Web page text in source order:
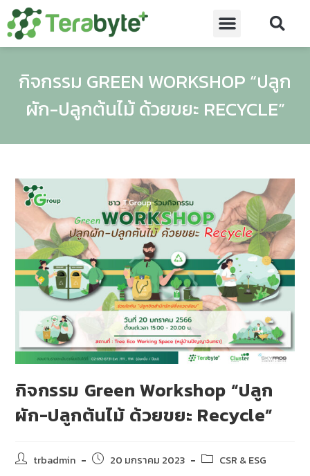
กิจกรรม GREEN WORKSHOP “ปลูก
ผัก-ปลูกต้นไม้ ด้วยขยะ RECYCLE”
กิจกรรม Green Workshop “ปลูก
ผัก-ปลูกต้นไม้ ด้วยขยะ Recycle”
trbadmin 20 มกราคม 2023 CSR & ESG